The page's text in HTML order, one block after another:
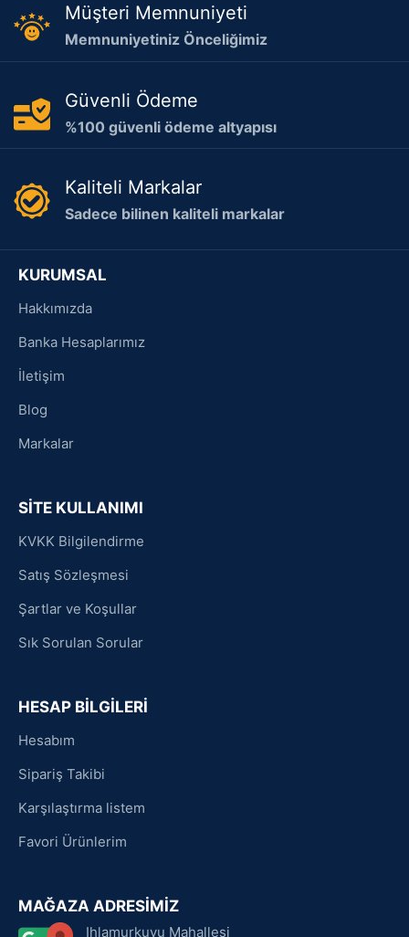
Müşteri Memnuniyeti
Memnuniyetiniz Önceliğimiz
Güvenli Ödeme
%100 güvenli ödeme altyapısı
Kaliteli Markalar
Sadece bilinen kaliteli markalar
KURUMSAL
Hakkımızda
Banka Hesaplarımız
İletişim
Blog
Markalar
SİTE KULLANIMI
KVKK Bilgilendirme
Satış Sözleşmesi
Şartlar ve Koşullar
Sık Sorulan Sorular
HESAP BİLGİLERİ
Hesabım
Sipariş Takibi
Karşılaştırma listem
Favori Ürünlerim
MAĞAZA ADRESİMİZ
Ihlamurkuyu Mahallesi